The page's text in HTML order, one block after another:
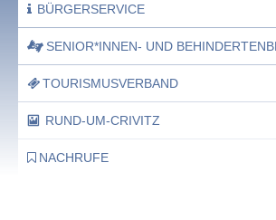
BÜRGERSERVICE
SENIOR*INNEN- UND
TOURISMUSVERBAND
RUND-UM-CRIVITZ
NACHRUFE